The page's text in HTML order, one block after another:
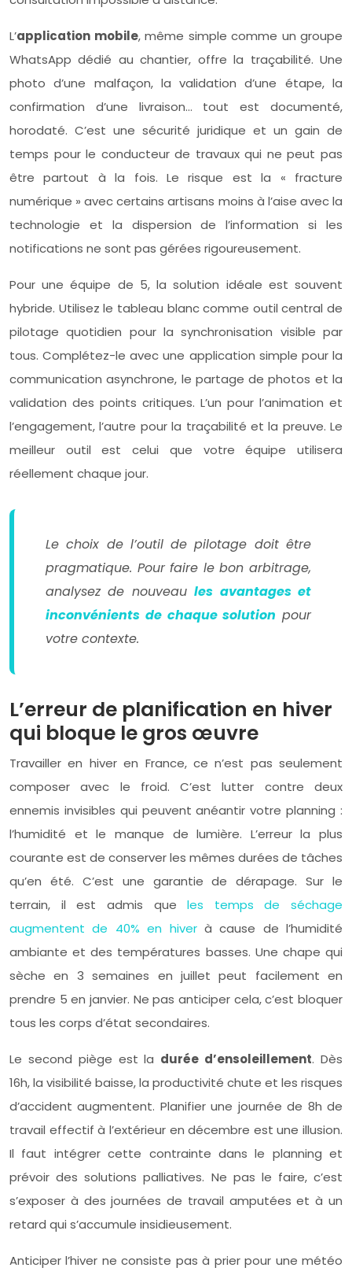
L’application mobile, même simple comme un groupe
WhatsApp dédié au chantier, offre la traçabilité. Une
photo d’une malfaçon, la validation d’une étape, la
confirmation d’une livraison… tout est documenté,
horodaté. C’est une sécurité juridique et un gain de
temps pour le conducteur de travaux qui ne peut pas
être partout à la fois. Le risque est la « fracture
numérique » avec certains artisans moins à l’aise avec la
technologie et la dispersion de l’information si les
notifications ne sont pas gérées rigoureusement.
Pour une équipe de 5, la solution idéale est souvent
hybride. Utilisez le tableau blanc comme outil central de
pilotage quotidien pour la synchronisation visible par
tous. Complétez-le avec une application simple pour la
communication asynchrone, le partage de photos et la
validation des points critiques. L’un pour l’animation et
l’engagement, l’autre pour la traçabilité et la preuve. Le
meilleur outil est celui que votre équipe utilisera
réellement chaque jour.
Le choix de l’outil de pilotage doit être
pragmatique. Pour faire le bon arbitrage,
analysez de nouveaules avantages et
inconvénients de chaque solution pour
votre contexte.
L’erreur de planification en hiver
qui bloque le gros œuvre
Travailler en hiver en France, ce n’est pas seulement
composer avec le froid. C’est lutter contre deux
ennemis invisibles qui peuvent anéantir votre planning :
l’humidité et le manque de lumière. L’erreur la plus
courante est de conserver les mêmes durées de tâches
qu’en été. C’est une garantie de dérapage. Sur le
terrain, il est admis queles temps de séchage
augmentent de 40% en hiverà cause de l’humidité
ambiante et des températures basses. Une chape qui
sèche en 3 semaines en juillet peut facilement en
prendre 5 en janvier. Ne pas anticiper cela, c’est bloquer
tous les corps d’état secondaires.
Le second piège est la durée d’ensoleillement. Dès
16h, la visibilité baisse, la productivité chute et les risques
d’accident augmentent. Planifier une journée de 8h de
travail effectif à l’extérieur en décembre est une illusion.
Il faut intégrer cette contrainte dans le planning et
prévoir des solutions palliatives. Ne pas le faire, c’est
s’exposer à des journées de travail amputées et à un
retard qui s’accumule insidieusement.
Anticiper l’hiver ne consiste pas à prier pour une météo